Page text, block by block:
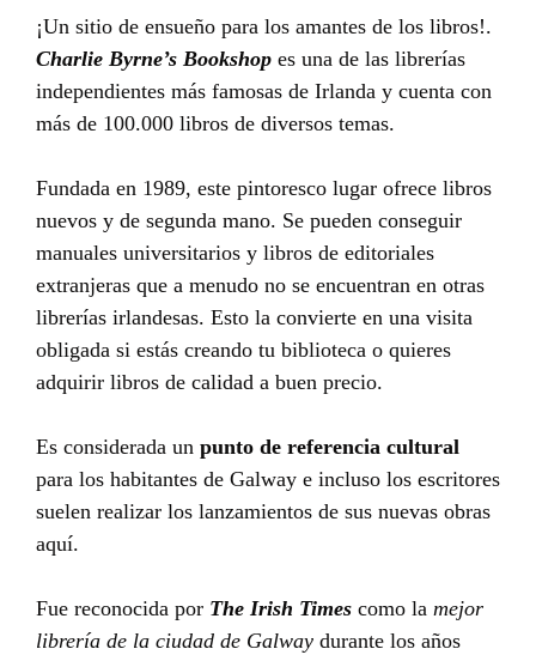
¡Un sitio de ensueño para los amantes de los libros!.
Charlie Byrne’s Bookshop es una de las librerías
independientes más famosas de Irlanda y cuenta con
más de 100.000 libros de diversos temas.
Fundada en 1989, este pintoresco lugar ofrece libros
nuevos y de segunda mano. Se pueden conseguir
manuales universitarios y libros de editoriales
extranjeras que a menudo no se encuentran en otras
librerías irlandesas. Esto la convierte en una visita
obligada si estás creando tu biblioteca o quieres
adquirir libros de calidad a buen precio.
Es considerada un punto de referencia cultural
para los habitantes de Galway e incluso los escritores
suelen realizar los lanzamientos de sus nuevas obras
aquí.
Fue reconocida por The Irish Times como la mejor
librería de la ciudad de Galway durante los años